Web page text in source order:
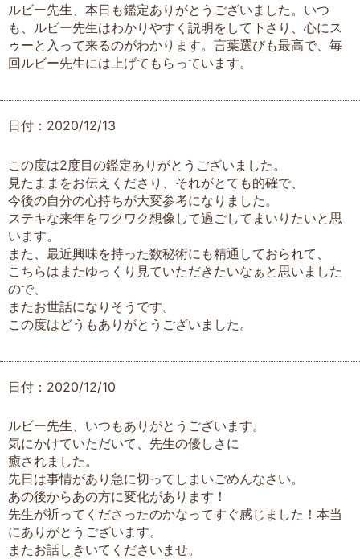
ルビー先生、本日も鑑定ありがとうございました。いつ
も、ルビー先生はわかりやすく説明をして下さり、心にス
ゥーと入って来るのがわかります。言葉選びも最高で、毎
回ルビー先生には上げてもらっています。
日付：2020/12/13
この度は2度目の鑑定ありがとうございました。
見たままをお伝えくださり、それがとても的確で、
今後の自分の心持ちが大変参考になりました。
ステキな来年をワクワク想像して過ごしてまいりたいと思
います。
また、最近興味を持った数秘術にも精通しておられて、
こちらはまたゆっくり見ていただきたいなぁと思いました
ので、
またお世話になりそうです。
この度はどうもありがとうございました。
日付：2020/12/10
ルビー先生、いつもありがとうございます。
気にかけていただいて、先生の優しさに
癒されました。
先日は事情があり急に切ってしまいごめんなさい。
あの後からあの方に変化があります！
先生が祈ってくださったのかなってすぐ感じました！本当
にありがとうございます。
またお話しきいてくださいませ。